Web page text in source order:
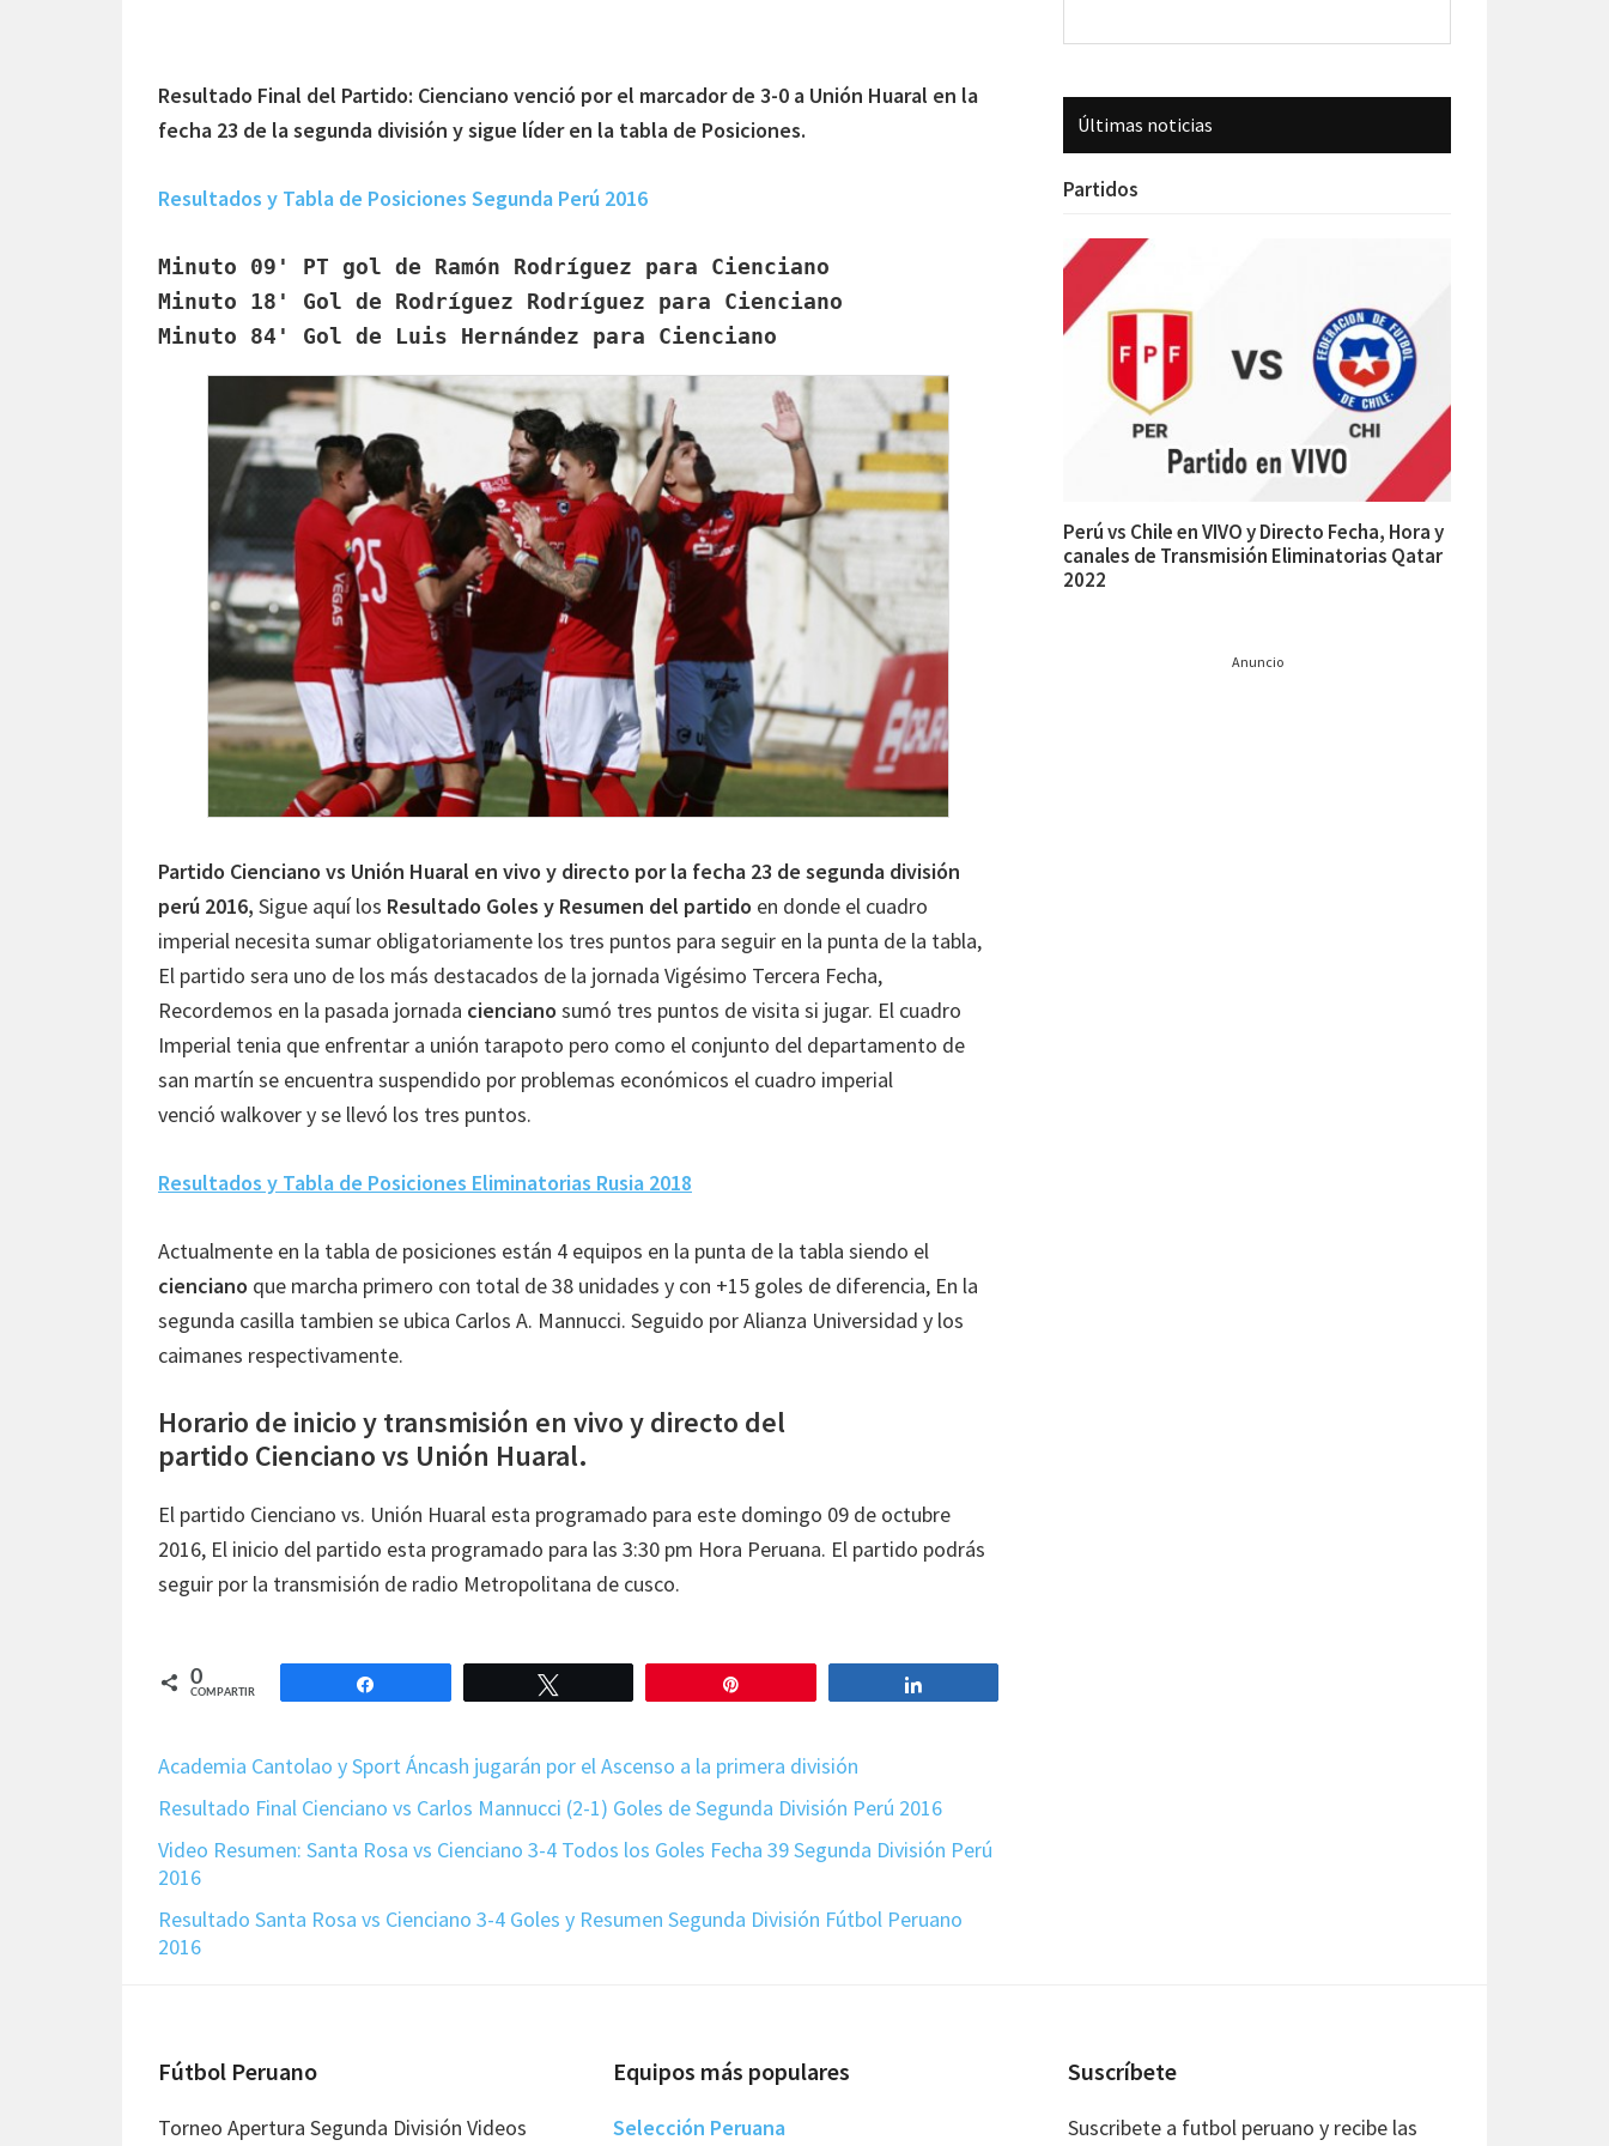
Resultado Final del Partido: Cienciano venció por el marcador de 3-0 a Unión Huaral en la
fecha 23 de la segunda división y sigue líder en la tabla de Posiciones.
Resultados y Tabla de Posiciones Segunda Perú 2016
Minuto 09' PT gol de Ramón Rodríguez para Cienciano
Minuto 18' Gol de Rodríguez Rodríguez para Cienciano
Minuto 84' Gol de Luis Hernández para Cienciano
Partido Cienciano vs Unión Huaral en vivo y directo por la fecha 23 de segunda división
perú 2016, Sigue aquí los Resultado Goles y Resumen del partido en donde el cuadro
imperial necesita sumar obligatoriamente los tres puntos para seguir en la punta de la tabla,
El partido sera uno de los más destacados de la jornada Vigésimo Tercera Fecha,
Recordemos en la pasada jornada cienciano sumó tres puntos de visita si jugar. El cuadro
Imperial tenia que enfrentar a unión tarapoto pero como el conjunto del departamento de
san martín se encuentra suspendido por problemas económicos el cuadro imperial
venció walkover y se llevó los tres puntos.
Resultados y Tabla de Posiciones Eliminatorias Rusia 2018
Actualmente en la tabla de posiciones están 4 equipos en la punta de la tabla siendo el
cienciano que marcha primero con total de 38 unidades y con +15 goles de diferencia, En la
segunda casilla tambien se ubica Carlos A. Mannucci. Seguido por Alianza Universidad y los
caimanes respectivamente.
Horario de inicio y transmisión en vivo y directo del
partido Cienciano vs Unión Huaral.
El partido Cienciano vs. Unión Huaral esta programado para este domingo 09 de octubre
2016, El inicio del partido esta programado para las 3:30 pm Hora Peruana. El partido podrás
seguir por la transmisión de radio Metropolitana de cusco.
0
COMPARTIR
Academia Cantolao y Sport Áncash jugarán por el Ascenso a la primera división
Resultado Final Cienciano vs Carlos Mannucci (2-1) Goles de Segunda División Perú 2016
Video Resumen: Santa Rosa vs Cienciano 3-4 Todos los Goles Fecha 39 Segunda División Perú
2016
Resultado Santa Rosa vs Cienciano 3-4 Goles y Resumen Segunda División Fútbol Peruano
2016
Últimas noticias
Partidos
Perú vs Chile en VIVO y Directo Fecha, Hora y
canales de Transmisión Eliminatorias Qatar
2022
Anuncio
Footer
Fútbol Peruano
Torneo Apertura Segunda División Videos
Equipos más populares
Selección Peruana
Suscríbete
Suscribete a futbol peruano y recibe las